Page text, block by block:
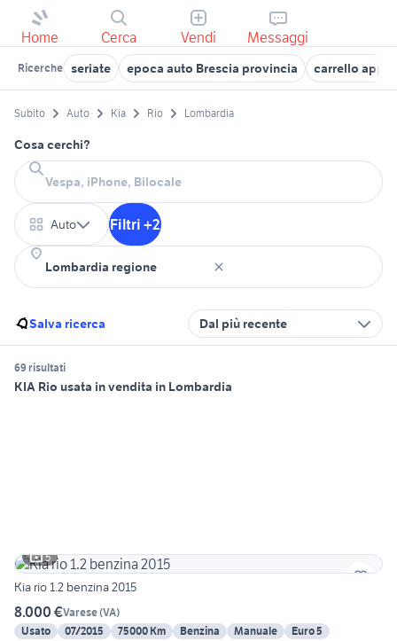
Home Cerca Vendi Messaggi
Ricerche seriate epoca auto Brescia provincia carrello
Subito Auto Kia Rio Lombardia
Cosa cerchi?
Auto Filtri +2
Salva ricerca Dal più recente
69 risultati
KIA Rio usata in vendita in Lombardia
5
Kia rio 1.2 benzina 2015
8.000 €Varese(VA)
Usato
07/2015 75000 Km Benzina Manuale
Euro 5